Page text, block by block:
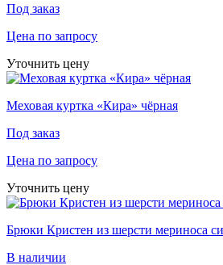
Под заказ
Цена по запросу
Уточнить цену
Меховая куртка «Кира» чёрная
Под заказ
Цена по запросу
Уточнить цену
Брюки Кристен из шерсти мериноса
В наличии